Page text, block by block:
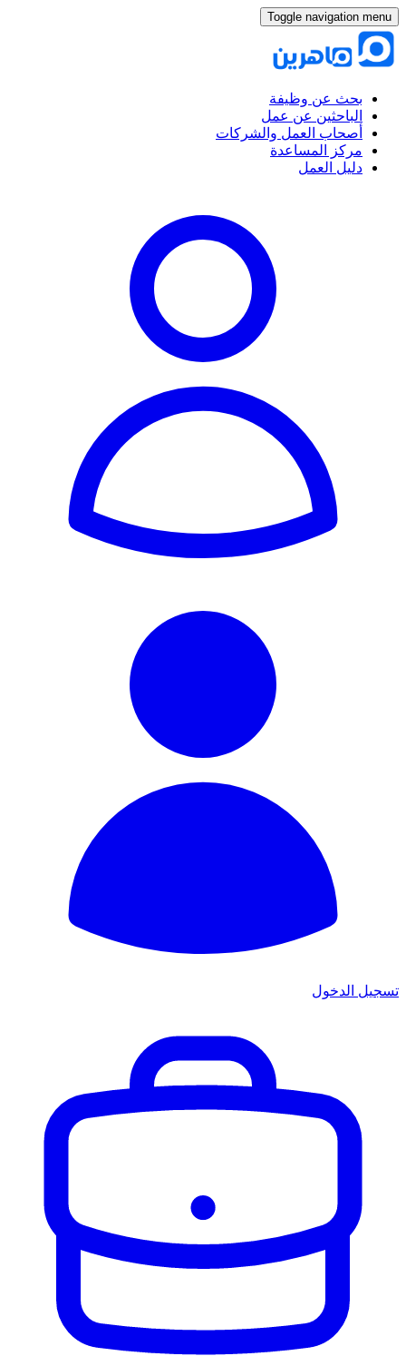
Toggle navigation menu
بحث عن وظيفة
الباحثين عن عمل
أصحاب العمل والشركات
مركز المساعدة
دليل العمل
تسجيل الدخول